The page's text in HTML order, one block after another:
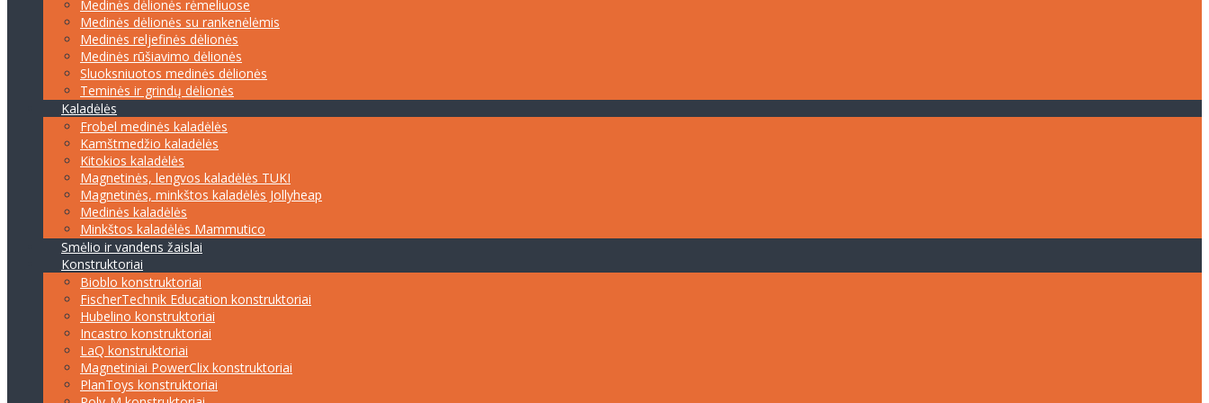
Medinės dėlionės rėmeliuose
Medinės dėlionės su rankenėlėmis
Medinės reljefinės dėlionės
Medinės rūšiavimo dėlionės
Sluoksniuotos medinės dėlionės
Teminės ir grindų dėlionės
Kaladėlės
Frobel medinės kaladėlės
Kamštmedžio kaladėlės
Kitokios kaladėlės
Magnetinės, lengvos kaladėlės TUKI
Magnetinės, minkštos kaladėlės Jollyheap
Medinės kaladėlės
Minkštos kaladėlės Mammutico
Smėlio ir vandens žaislai
Konstruktoriai
Bioblo konstruktoriai
FischerTechnik Education konstruktoriai
Hubelino konstruktoriai
Incastro konstruktoriai
LaQ konstruktoriai
Magnetiniai PowerClix konstruktoriai
PlanToys konstruktoriai